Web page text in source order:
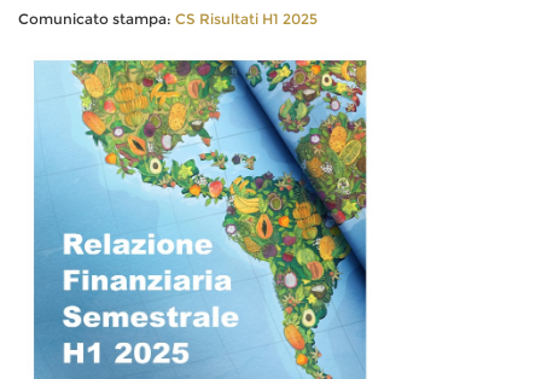
Comunicato stampa: CS Risultati H1 2025